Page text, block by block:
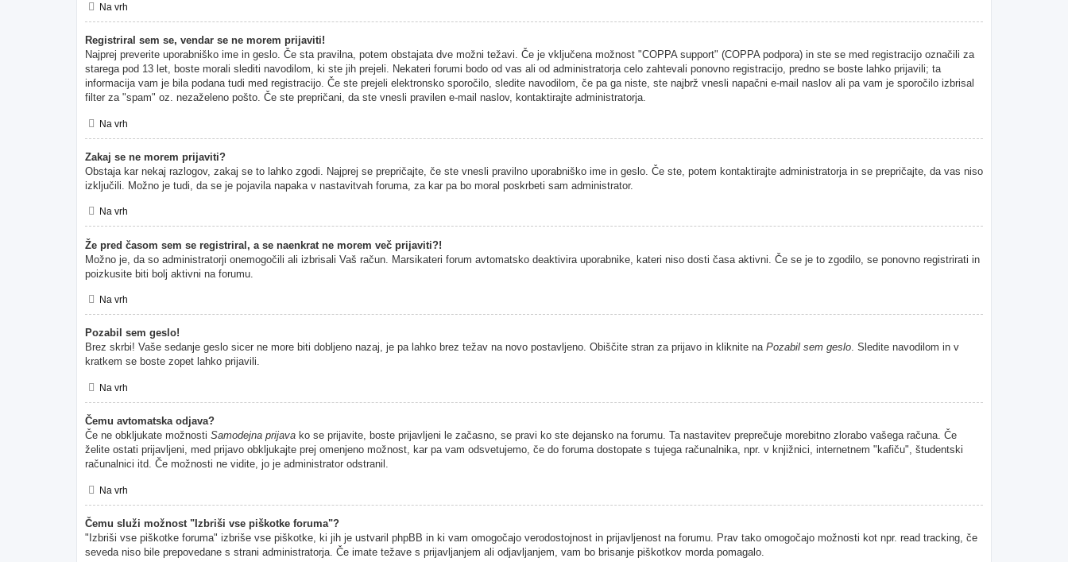
Na vrh
Registriral sem se, vendar se ne morem prijaviti!
Najprej preverite uporabniško ime in geslo. Če sta pravilna, potem obstajata dve možni težavi. Če je vključena možnost "COPPA support" (COPPA podpora) in ste se med registracijo označili za
starega pod 13 let, boste morali slediti navodilom, ki ste jih prejeli. Nekateri forumi bodo od vas ali od administratorja celo zahtevali ponovno registracijo, predno se boste lahko prijavili; ta
informacija vam je bila podana tudi med registracijo. Če ste prejeli elektronsko sporočilo, sledite navodilom, če pa ga niste, ste najbrž vnesli napačni e-mail naslov ali pa vam je sporočilo izbrisal
filter za "spam" oz. nezaželeno pošto. Če ste prepričani, da ste vnesli pravilen e-mail naslov, kontaktirajte administratorja.
Na vrh
Zakaj se ne morem prijaviti?
Obstaja kar nekaj razlogov, zakaj se to lahko zgodi. Najprej se prepričajte, če ste vnesli pravilno uporabniško ime in geslo. Če ste, potem kontaktirajte administratorja in se prepričajte, da vas niso
izključili. Možno je tudi, da se je pojavila napaka v nastavitvah foruma, za kar pa bo moral poskrbeti sam administrator.
Na vrh
Že pred časom sem se registriral, a se naenkrat ne morem več prijaviti?!
Možno je, da so administratorji onemogočili ali izbrisali Vaš račun. Marsikateri forum avtomatsko deaktivira uporabnike, kateri niso dosti časa aktivni. Če se je to zgodilo, se ponovno registrirati in
poizkusite biti bolj aktivni na forumu.
Na vrh
Pozabil sem geslo!
Brez skrbi! Vaše sedanje geslo sicer ne more biti dobljeno nazaj, je pa lahko brez težav na novo postavljeno. Obiščite stran za prijavo in kliknite na Pozabil sem geslo. Sledite navodilom in v
kratkem se boste zopet lahko prijavili.
Na vrh
Čemu avtomatska odjava?
Če ne obkljukate možnosti Samodejna prijava ko se prijavite, boste prijavljeni le začasno, se pravi ko ste dejansko na forumu. Ta nastavitev preprečuje morebitno zlorabo vašega računa. Če
želite ostati prijavljeni, med prijavo obkljukajte prej omenjeno možnost, kar pa vam odsvetujemo, če do foruma dostopate s tujega računalnika, npr. v knjižnici, internetnem "kafiču", študentski
računalnici itd. Če možnosti ne vidite, jo je administrator odstranil.
Na vrh
Čemu služi možnost "Izbriši vse piškotke foruma"?
"Izbriši vse piškotke foruma" izbriše vse piškotke, ki jih je ustvaril phpBB in ki vam omogočajo verodostojnost in prijavljenost na forumu. Prav tako omogočajo možnosti kot npr. read tracking, če
seveda niso bile prepovedane s strani administratorja. Če imate težave s prijavljanjem ali odjavljanjem, vam bo brisanje piškotkov morda pomagalo.